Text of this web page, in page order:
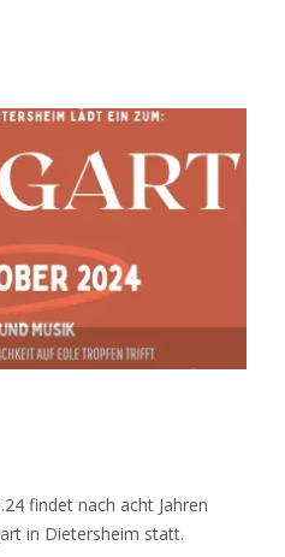
findet nach acht Jahren
in Dietersheim statt.